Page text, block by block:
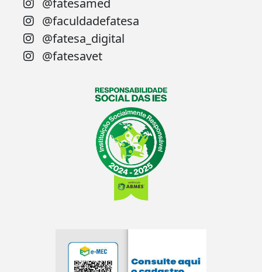
@fatesamed
@faculdadefatesa
@fatesa_digital
@fatesavet